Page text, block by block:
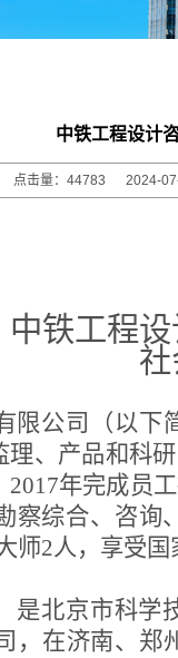
中铁工程设计
点击量：44783 2024-
中铁工程
限公司（以下
、产品和科
2017年完成员
察综合、咨
师2人，享受
是北京市科
，在济南、郑